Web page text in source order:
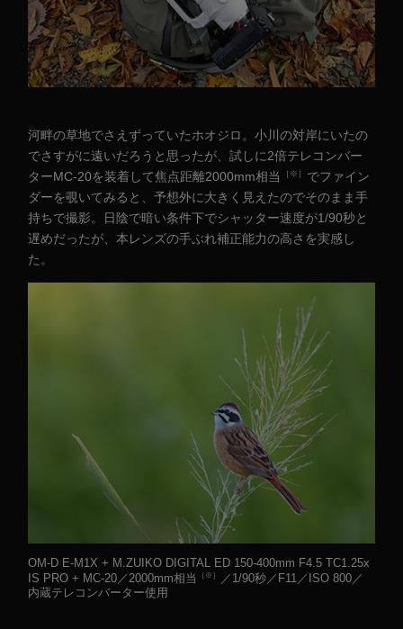
河畔の草地でさえずっていたホオジロ。小川の対岸にいたの
でさすがに遠いだろうと思ったが、試しに2倍テレコンバー
ターMC-20を装着して焦点距離2000mm相当
［※］
でファイン
ダーを覗いてみると、予想外に大きく見えたのでそのまま手
持ちで撮影。日陰で暗い条件下でシャッター速度が1/90秒と
遅めだったが、本レンズの手ぶれ補正能力の高さを実感し
た。
OM-D E-M1X + M.ZUIKO DIGITAL ED 150-400mm F4.5 TC1.25x
IS PRO + MC-20／2000mm相当
［※］
／1/90秒／F11／ISO 800／
内蔵テレコンバーター使用